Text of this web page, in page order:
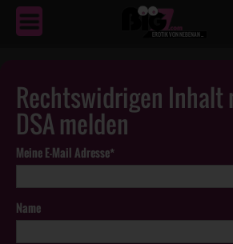
EROTIKVON NEBENAN ...
Rechtswidrigen Inhalt
DSA melden
Meine E-Mail Adresse*
Name